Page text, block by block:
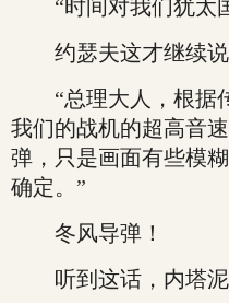
“时间对我们犹太
约瑟夫这才继续说
“总理大人，根据
我们的战机的超高音
弹，只是画面有些模
确定。”
冬风导弹！
听到这话，内塔泥